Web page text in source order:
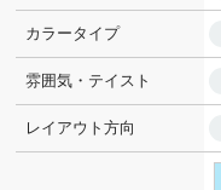
カラータイプ
雰囲気・テイスト
レイアウト方向